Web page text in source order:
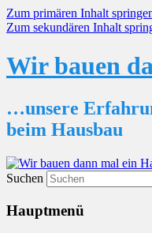
Zum primären Inhalt
Zum sekundären Inhalt
Wir bauen
…unsere
beim Hausbau
Suchen
Hauptmenü